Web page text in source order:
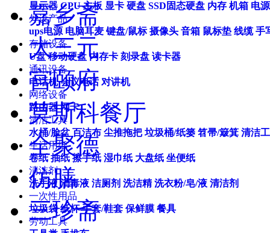
显示器 CPU 主板 显卡 硬盘 SSD固态硬盘 内存 机箱 电源
外设产品
ups电源 电脑耳麦 键盘/鼠标 摄像头 音箱 鼠标垫 线缆 手
存储设备
U盘 移动硬盘 内存卡 刻录盘 读卡器
通讯设备
电话机 会议电话 对讲机
网络设备
路由器 网卡
清洁工具
水桶/脸盆 百洁布 尘推拖把 垃圾桶/纸篓 笤帚/簸箕 清洁
生活用纸
卷纸 抽纸 擦手纸 湿巾纸 大盘纸 坐便纸
清洁剂
洗手液 消毒液 洁厕剂 洗洁精 洗衣粉/皂/液 清洁剂
一次性用品
垃圾袋 纸杯 手套/鞋套 保鲜膜 餐具
劳动工具
嘉乡斋
大三元
宫颐府
莫斯科餐厅
全聚德
仿膳
三珍斋